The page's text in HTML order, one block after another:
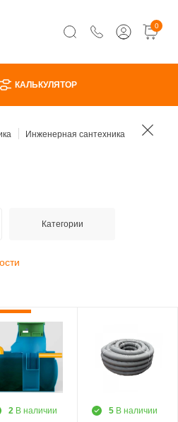
0
КАЛЬКУЛЯТОР
Инженерная сантехника
Категории
2 В наличии 5 В наличии